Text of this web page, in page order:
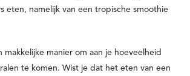
eten, namelijk van een tropische smoothie
makkelijke manier om aan je hoeveelheid
te komen. Wist je dat het eten van een